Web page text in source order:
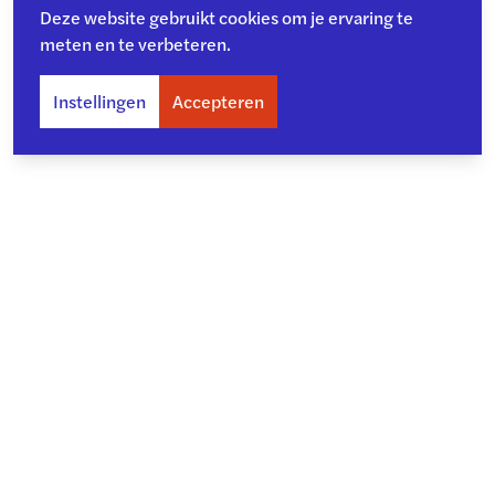
Deze website gebruikt cookies om je ervaring te
meten en te verbeteren.
Instellingen Accepteren